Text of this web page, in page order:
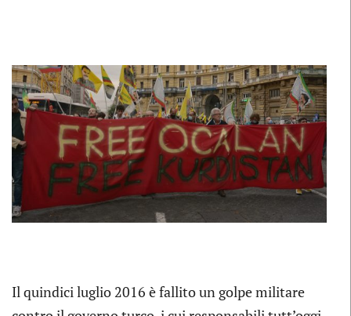
Il quindici luglio 2016 è fallito un golpe militare